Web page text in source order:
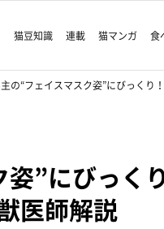
猫豆知識 連載 猫マンガ 食
の“フェイスマスク姿”にびっく
姿”にびっ
医師解説